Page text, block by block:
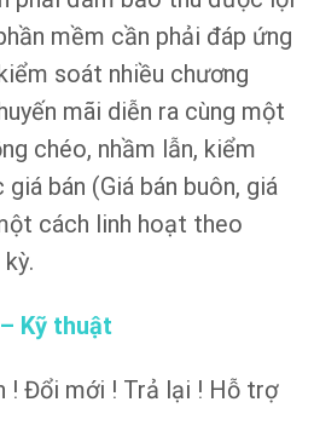
mềm cần phải đáp ứng
soát nhiều chương
mãi diễn ra cùng một
chéo, nhầm lẫn, kiểm
bán (Giá bán buôn, giá
cách linh hoạt theo
Kỹ thuật
! Đổi mới ! Trả lại ! Hỗ trợ